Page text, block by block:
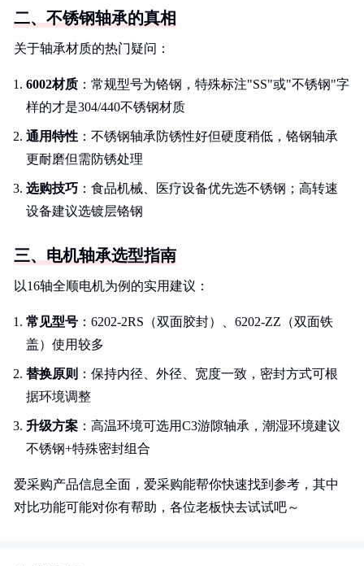
二、不锈钢轴承的真相
关于轴承材质的热门疑问：
6002材质 ：常规型号为铬钢，特殊标注"SS"或"不锈钢"字
样的才是304/440不锈钢材质
通用特性 ：不锈钢轴承防锈性好但硬度稍低，铬钢轴承
更耐磨但需防锈处理
选购技巧 ：食品机械、医疗设备优先选不锈钢；高转速
设备建议选镀层铬钢
三、电机轴承选型指南
以16轴全顺电机为例的实用建议：
常见型号 ：6202-2RS（双面胶封）、6202-ZZ（双面铁
盖）使用较多
替换原则 ：保持内径、外径、宽度一致，密封方式可根
据环境调整
升级方案 ：高温环境可选用C3游隙轴承，潮湿环境建议
不锈钢+特殊密封组合
爱采购产品信息全面，爱采购能帮你快速找到参考，其中
对比功能可能对你有帮助，各位老板快去试试吧～